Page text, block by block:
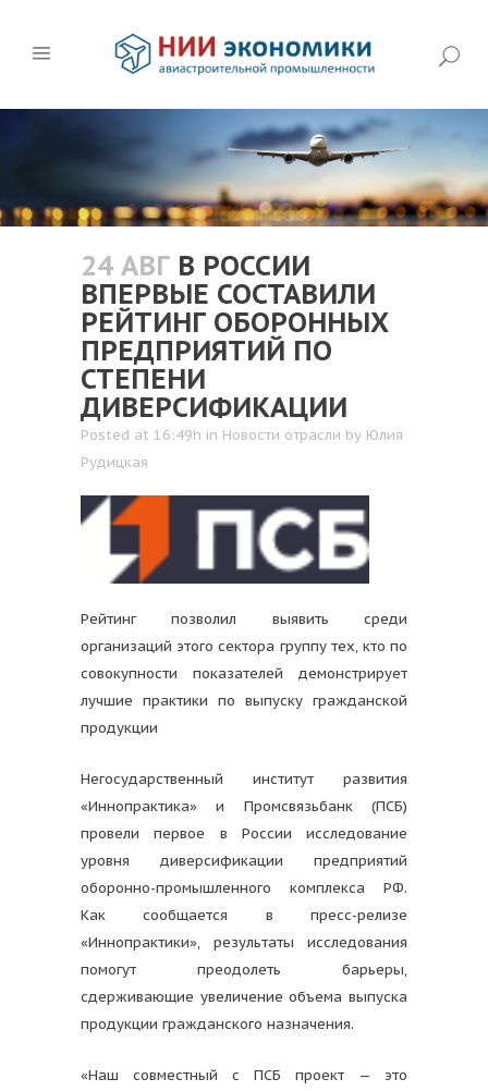
24 АВГ В РОССИИ
ВПЕРВЫЕ СОСТАВИЛИ
РЕЙТИНГ ОБОРОННЫХ
ПРЕДПРИЯТИЙ ПО
СТЕПЕНИ
ДИВЕРСИФИКАЦИИ
Posted at 16:49h in Новости отрасли by Юлия
Рудицкая
Рейтинг позволил выявить среди
организаций этого сектора группу тех, кто по
совокупности показателей демонстрирует
лучшие практики по выпуску гражданской
продукции
Негосударственный институт развития
«Иннопрактика» и Промсвязьбанк (ПСБ)
провели первое в России исследование
уровня диверсификации предприятий
оборонно-промышленного комплекса РФ.
Как сообщается в пресс-релизе
«Иннопрактики», результаты исследования
помогут преодолеть барьеры,
сдерживающие увеличение объема выпуска
продукции гражданского назначения.
«Наш совместный с ПСБ проект — это